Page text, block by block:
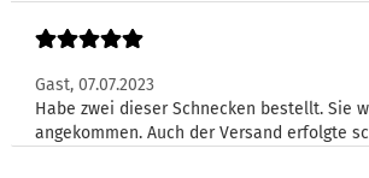
Gast, 07.07.2023
Habe zwei dieser Schnecken bestellt. Sie
angekommen. Auch der Versand erfolgte